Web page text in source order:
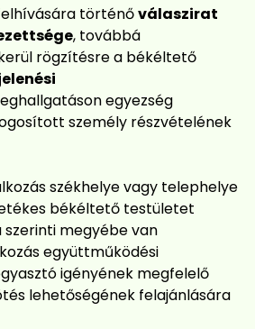
történőválaszirat
, továbbá
rögzítésre a békéltető
egyezség
személy részvételének
székhelye vagy telephelye
békéltető testületet
megyébe van
együttműködési
igényének megfelelő
lehetőségének felajánlására